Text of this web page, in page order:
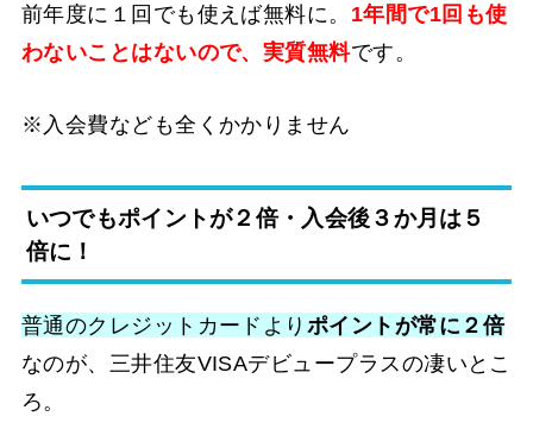
前年度に１回でも使えば無料に。 1年間で1回も使
わないことはないので、実質無料です。
※入会費なども全くかかりません
いつでもポイントが２倍・入会後３か月は５
倍に！
普通のクレジットカードより ポイントが常に２倍
なのが、三井住友VISAデビュープラスの凄いとこ
ろ。